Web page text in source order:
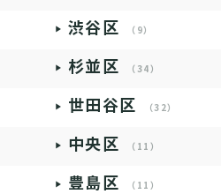
渋谷区 （9）
杉並区 （34）
世田谷区 （32）
中央区 （11）
豊島区 （11）